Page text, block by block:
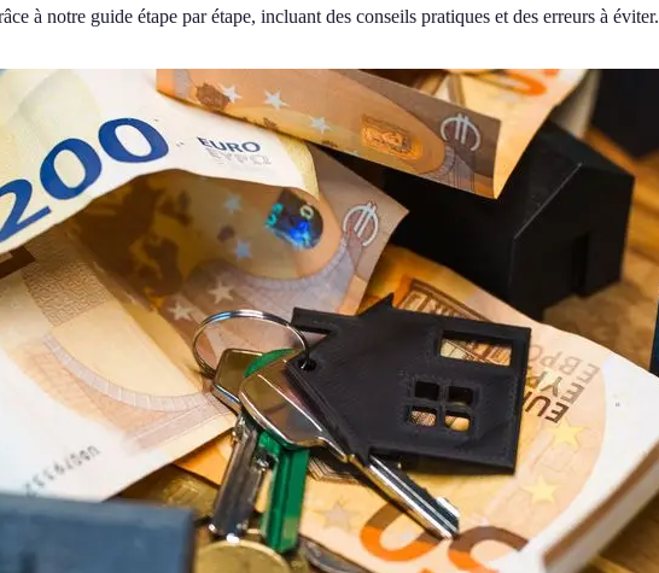
à notre guide étape par étape, incluant des conseils pratiques et des erreurs à éviter.